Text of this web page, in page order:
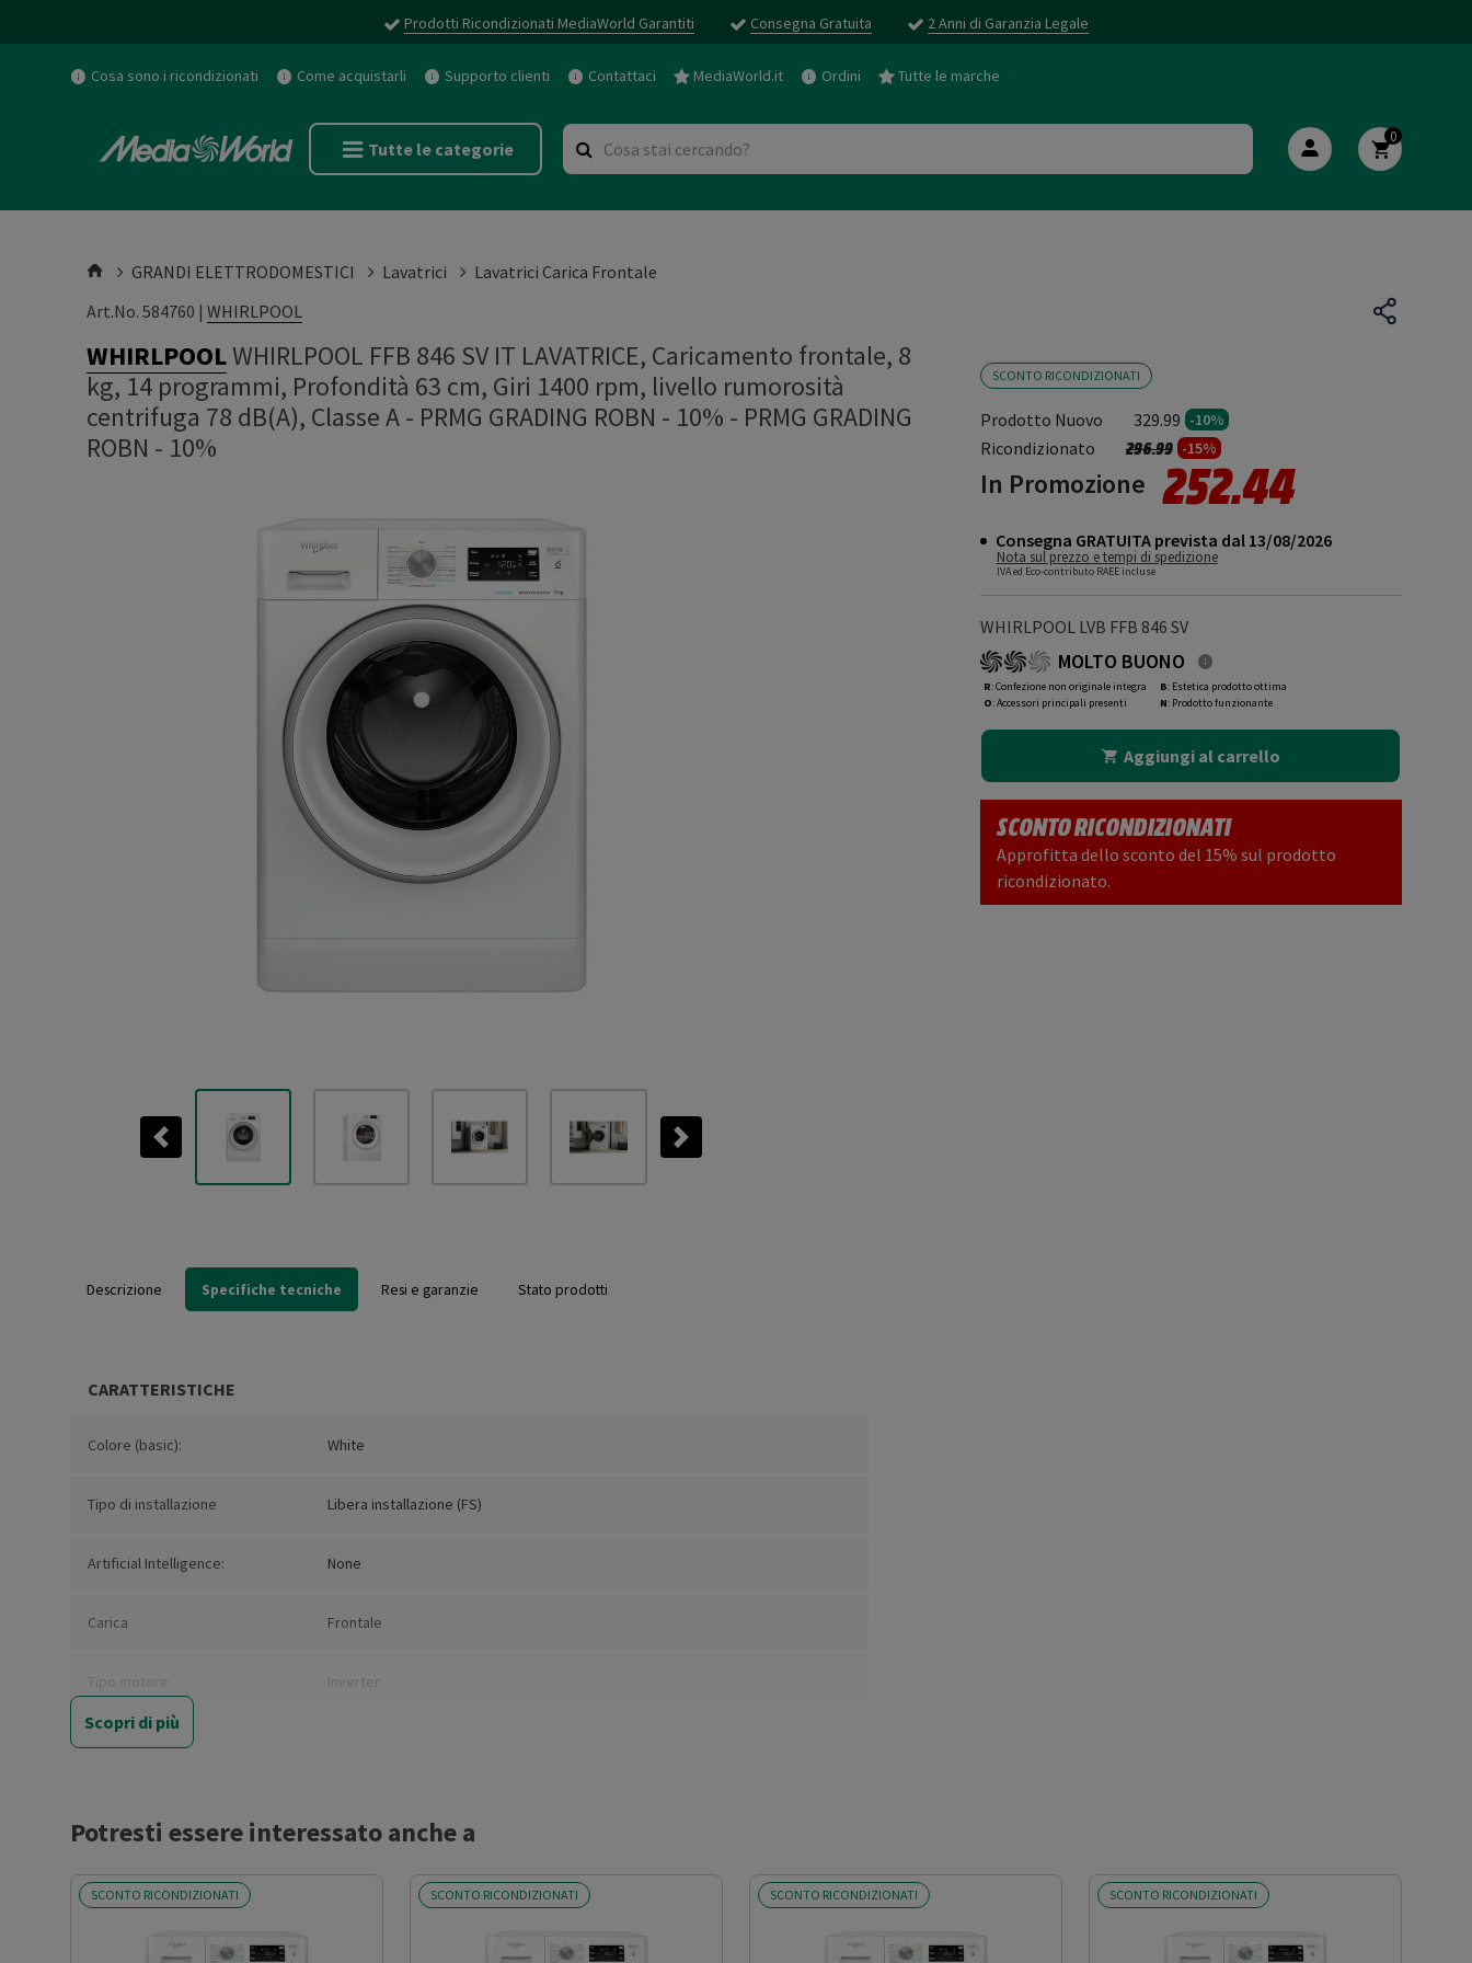
Prodotti Ricondizionati MediaWorld Garantiti Consegna Gratuita 2 Anni di Garanzia Legale
Cosa sono i ricondizionati Come acquistarli Supporto clienti Contattaci MediaWorld.it Ordini Tutte le marche
Tutte le categorie
0
GRANDI ELETTRODOMESTICI Lavatrici
Lavatrici Carica Frontale
Art.No. 584760 | WHIRLPOOL
WHIRLPOOLWHIRLPOOL FFB 846 SV IT LAVATRICE, Caricamento frontale, 8
kg, 14 programmi, Profondità 63 cm, Giri 1400 rpm, livello rumorosità
centrifuga 78 dB(A), Classe A - PRMG GRADING ROBN - 10% - PRMG GRADING
ROBN - 10%
Previous Next
SCONTO RICONDIZIONATI
Prodotto Nuovo 329.99 -10%
Ricondizionato Prezzo ridotto da
296.99a-15%
In Promozione 252.44
Consegna GRATUITA prevista dal 13/08/2026
Nota sul prezzo e tempi di spedizione
IVA ed Eco-contributo RAEE incluse
WHIRLPOOL LVB FFB 846 SV
MOLTO BUONO
R: Confezione non originale integra
O: Accessori principali presenti
B: Estetica prodotto ottima
N: Prodotto funzionante
Aggiungi al carrello
SCONTO RICONDIZIONATI
Approfitta dello sconto del 15% sul prodotto
ricondizionato.
Descrizione Specifiche tecniche Resi e garanzie Stato prodotti
CARATTERISTICHE
Colore (basic): White
Tipo di installazione Libera installazione (FS)
Artificial Intelligence: None
Carica Frontale
Tipo motore Inverter
Nuova Classe efficienza
Consumo ponderato di energia
per 100 cicli (kWh)
Capacità nominale del
Scopri di più
Potresti essere interessato anche a
SCONTO RICONDIZIONATI SCONTO RICONDIZIONATI SCONTO RICONDIZIONATI SCONTO RICONDIZIONATI